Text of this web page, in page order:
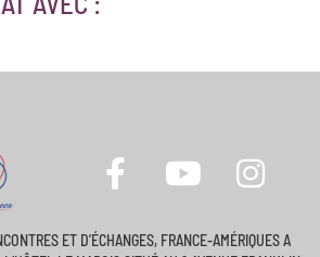
ET D’ÉCHANGES, FRANCE-AMÉRIQUES A